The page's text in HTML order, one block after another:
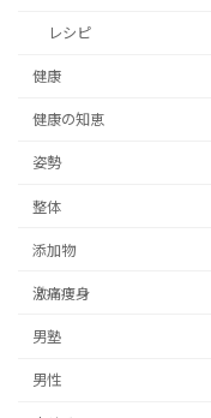
レシピ
健康
健康の知恵
姿勢
整体
添加物
激痛痩身
男塾
男性